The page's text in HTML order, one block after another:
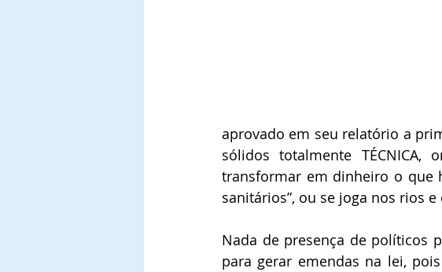
aprovado em seu relatório a
sólidos totalmente
transformar em dinheiro o que
sanitários”, ou se joga nos rios e
Nada de presença de políticos
para gerar emendas na lei,